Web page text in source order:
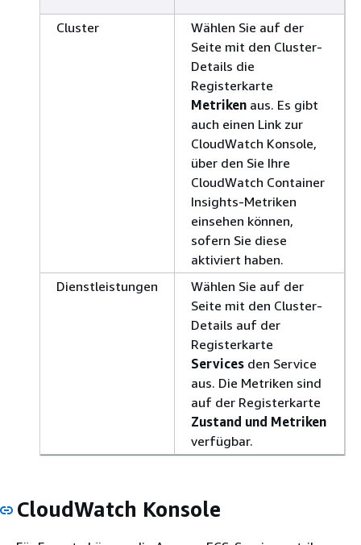
Cluster
Wählen Sie auf der
Seite mit den Cluster-
Details die
Registerkarte
Metriken aus. Es gibt
auch einen Link zur
CloudWatch Konsole,
über den Sie Ihre
CloudWatch Container
Insights-Metriken
einsehen können,
sofern Sie diese
aktiviert haben.
Dienstleistungen
Wählen Sie auf der
Seite mit den Cluster-
Details auf der
Registerkarte
Services den Service
aus. Die Metriken sind
auf der Registerkarte
Zustand und Metriken
verfügbar.
CloudWatch Konsole